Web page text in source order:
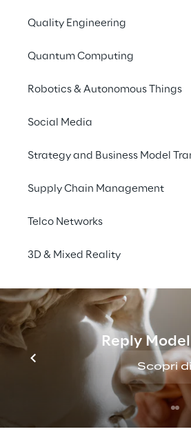
Quality Engineering
Quantum Computing
Robotics & Autonomous Things
Social Media
Strategy and Business Model
Supply Chain Management
Telco Networks
3D & Mixed Reality
Reply
Scopri
con il
GaliLEA è
intuitivo
Generative AI
funzionalità
e il recupero
magazzino
l’assistente
eventuali